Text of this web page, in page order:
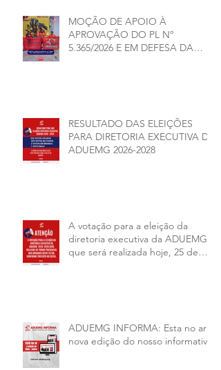
MOÇÃO DE APOIO À
APROVAÇÃO DO PL Nº
5.365/2026 E EM DEFESA DA
RESULTADO DAS ELEIÇÕES
PARA DIRETORIA EXECUTIVA DA
ADUEMG 2026-2028
A votação para a eleição da
diretoria executiva da ADUEMG
que será realizada hoje, 25 de
ADUEMG INFORMA: Esta no ar a
nova edição do nosso informativo